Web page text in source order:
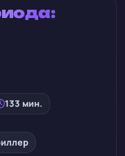
133 мин.